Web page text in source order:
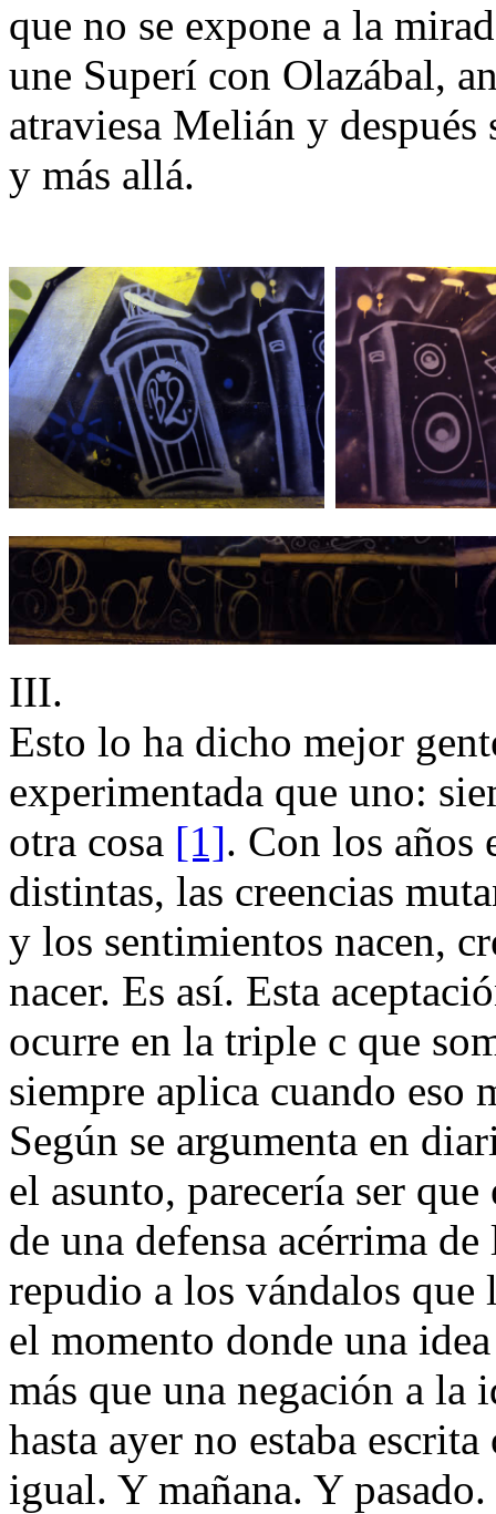
que no se expone a la
une Superí con Olazábal,
atraviesa Melián y
y más allá.
III.
Esto lo ha dicho mejor
experimentada que uno:
otra cosa [1]. Con los años
distintas, las creencias
y los sentimientos nacen,
nacer. Es así. Esta
ocurre en la triple c que
siempre aplica cuando eso
Según se argumenta en
el asunto, parecería ser
de una defensa acérrima
repudio a los vándalos que
el momento donde una
más que una negación a la
hasta ayer no estaba
igual. Y mañana. Y pasado.